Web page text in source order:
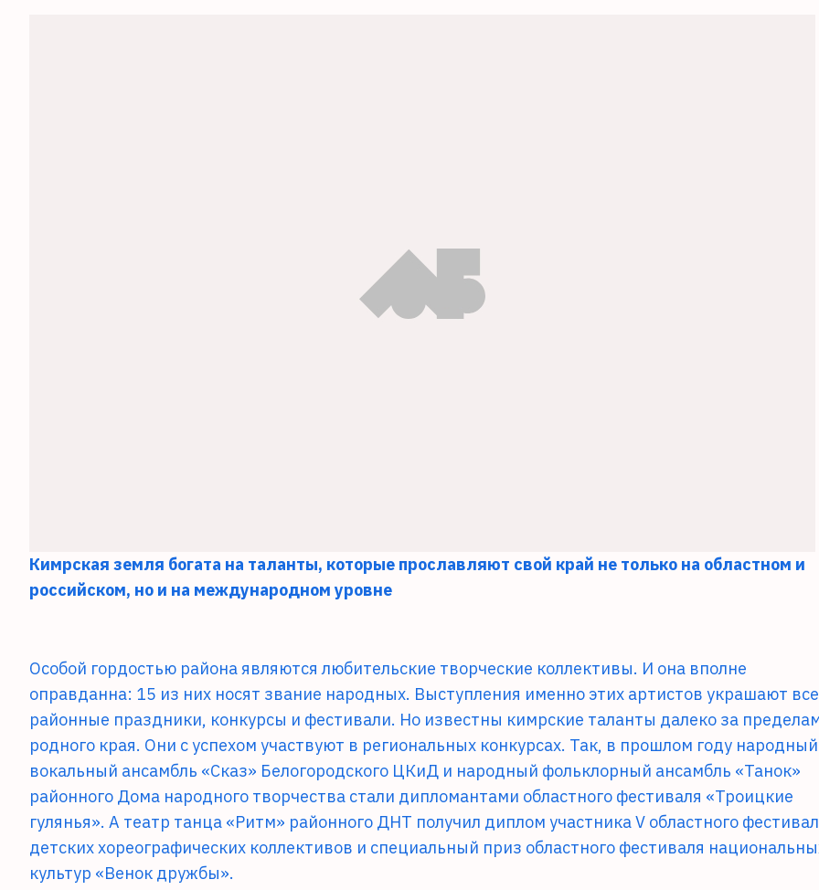
Кимрская земля богата на таланты, которые прославляют свой край не только на областном и
российском, но и на международном уровне
Особой гордостью района являются любительские творческие коллективы. И она вполне
оправданна: 15 из них носят звание народных. Выступления именно этих артистов украшают все
районные праздники, конкурсы и фестивали. Но известны кимрские таланты далеко за
родного края. Они с успехом участвуют в региональных конкурсах. Так, в прошлом году народный
вокальный ансамбль «Сказ» Белогородского ЦКиД и народный фольклорный ансамбль «Танок»
районного Дома народного творчества стали дипломантами областного фестиваля «Троицкие
гулянья». А театр танца «Ритм» районного ДНТ получил диплом участника V областного
детских хореографических коллективов и специальный приз областного фестиваля
культур «Венок дружбы».